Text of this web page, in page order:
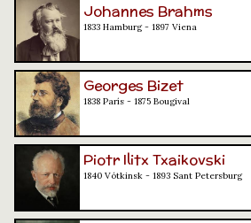
Johannes Brahms
1833 Hamburg - 1897 Viena
Georges Bizet
1838 París - 1875 Bougival
Piotr Ilitx Txaikovski
1840 Vótkinsk - 1893 Sant Petersburg